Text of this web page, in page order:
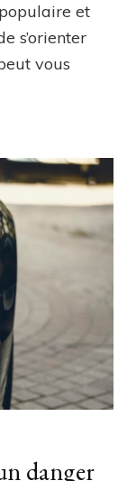
sont
les
GPS
et
s’orienter
vous
danger